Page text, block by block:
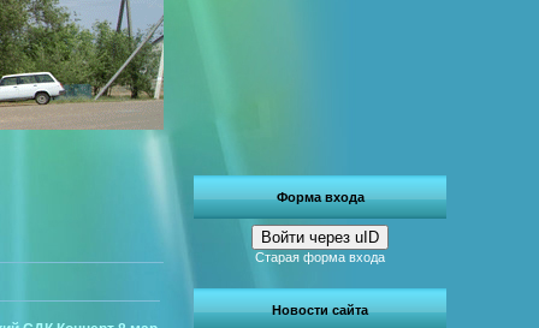
Форма входа
Войти через uID
Старая форма входа
Новости сайта